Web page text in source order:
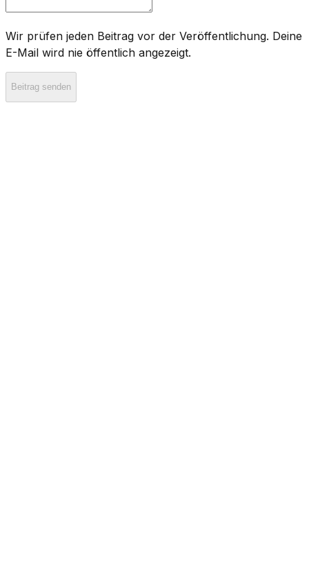
Wir prüfen jeden Beitrag vor der Veröffentlichung. Deine
E-Mail wird nie öffentlich angezeigt.
Beitrag senden